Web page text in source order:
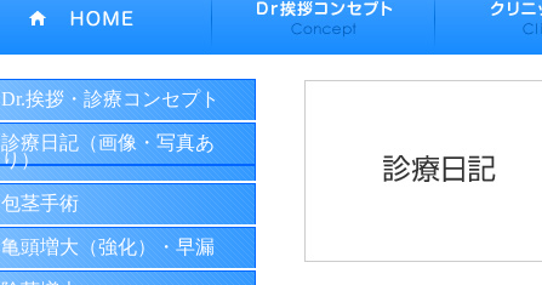
Dr.挨拶・診療コンセプト
診療日記（画像・写真あ
り）
包茎手術
亀頭増大（強化）・早漏